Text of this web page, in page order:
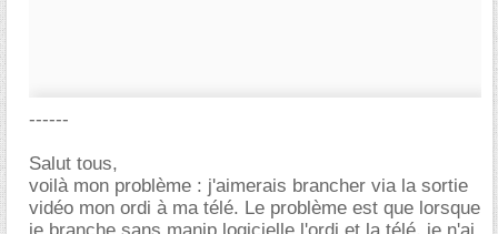
------
Salut tous,
voilà mon problème : j'aimerais brancher via la sortie
vidéo mon ordi à ma télé. Le problème est que lorsque